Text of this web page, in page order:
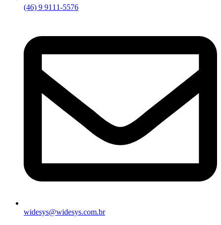
(46) 9 9111-5576
widesys@widesys.com.br